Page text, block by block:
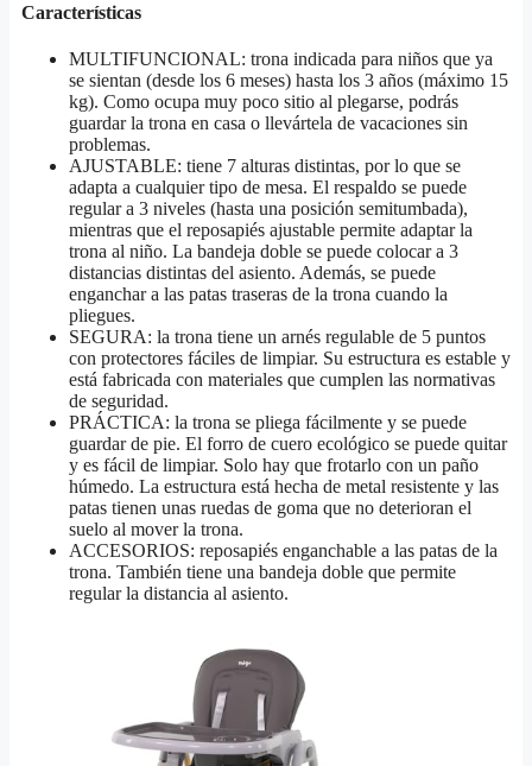
Características
MULTIFUNCIONAL: trona indicada para niños que ya
se sientan (desde los 6 meses) hasta los 3 años (máximo 15
kg). Como ocupa muy poco sitio al plegarse, podrás
guardar la trona en casa o llevártela de vacaciones sin
problemas.
AJUSTABLE: tiene 7 alturas distintas, por lo que se
adapta a cualquier tipo de mesa. El respaldo se puede
regular a 3 niveles (hasta una posición semitumbada),
mientras que el reposapiés ajustable permite adaptar la
trona al niño. La bandeja doble se puede colocar a 3
distancias distintas del asiento. Además, se puede
enganchar a las patas traseras de la trona cuando la
pliegues.
SEGURA: la trona tiene un arnés regulable de 5 puntos
con protectores fáciles de limpiar. Su estructura es estable y
está fabricada con materiales que cumplen las normativas
de seguridad.
PRÁCTICA: la trona se pliega fácilmente y se puede
guardar de pie. El forro de cuero ecológico se puede quitar
y es fácil de limpiar. Solo hay que frotarlo con un paño
húmedo. La estructura está hecha de metal resistente y las
patas tienen unas ruedas de goma que no deterioran el
suelo al mover la trona.
ACCESORIOS: reposapiés enganchable a las patas de la
trona. También tiene una bandeja doble que permite
regular la distancia al asiento.